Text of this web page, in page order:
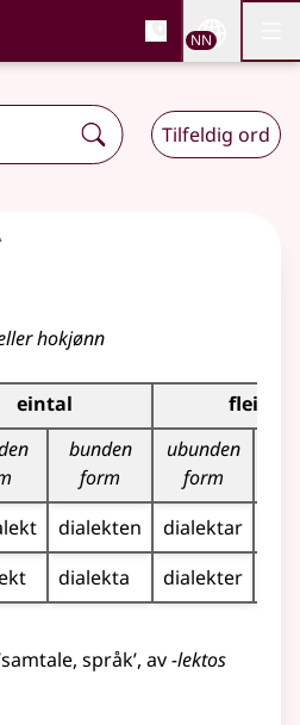
og
NN
Tilfeldig ord
hokjønn
substantivet
eintal
fleirtal
bunden
form
ubunden
form
dialekten dialektar
dialekta dialekter
språk’, av-lektos